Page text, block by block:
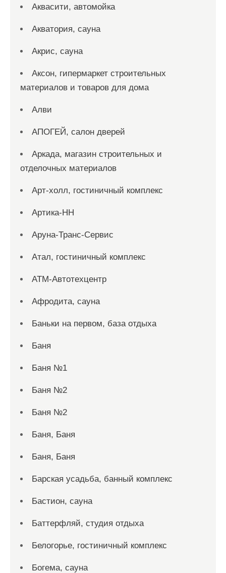
Аквасити, автомойка
Акватория, сауна
Акрис, сауна
Аксон, гипермаркет строительных
материалов и товаров для дома
Алви
АПОГЕЙ, салон дверей
Аркада, магазин строительных и
отделочных материалов
Арт-холл, гостиничный комплекс
Артика-НН
Аруна-Транс-Сервис
Атал, гостиничный комплекс
АТМ-Автотехцентр
Афродита, сауна
Баньки на первом, база отдыха
Баня
Баня №1
Баня №2
Баня №2
Баня, Баня
Баня, Баня
Барская усадьба, банный комплекс
Бастион, сауна
Баттерфляй, студия отдыха
Белогорье, гостиничный комплекс
Богема, сауна